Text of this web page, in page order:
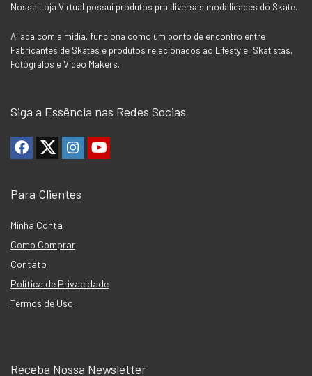
Nossa Loja Virtual possui produtos pra diversas modalidades do Skate.
Aliada com a mídia, funciona como um ponto de encontro entre
Fabricantes de Skates e produtos relacionados ao Lifestyle, Skatistas,
Fotógrafos e Vídeo Makers.
Siga a Essência nas Redes Socias
Para Clientes
Minha Conta
Como Comprar
Contato
Política de Privacidade
Termos de Uso
Receba Nossa Newsletter